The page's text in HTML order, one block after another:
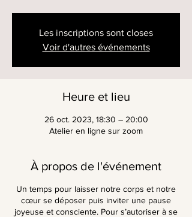
Les inscriptions sont closes
Voir d'autres événements
Heure et lieu
26 oct. 2023, 18:30 – 20:00
Atelier en ligne sur zoom
À propos de l'événement
Un temps pour laisser notre corps et notre
cœur se déposer puis inviter une pause
joyeuse et consciente. Pour s’autoriser à se